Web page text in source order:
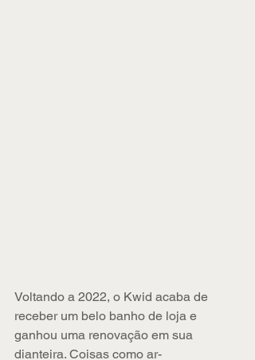
Voltando a 2022, o Kwid acaba de
receber um belo banho de loja e
ganhou uma renovação em sua
dianteira. Coisas como ar-